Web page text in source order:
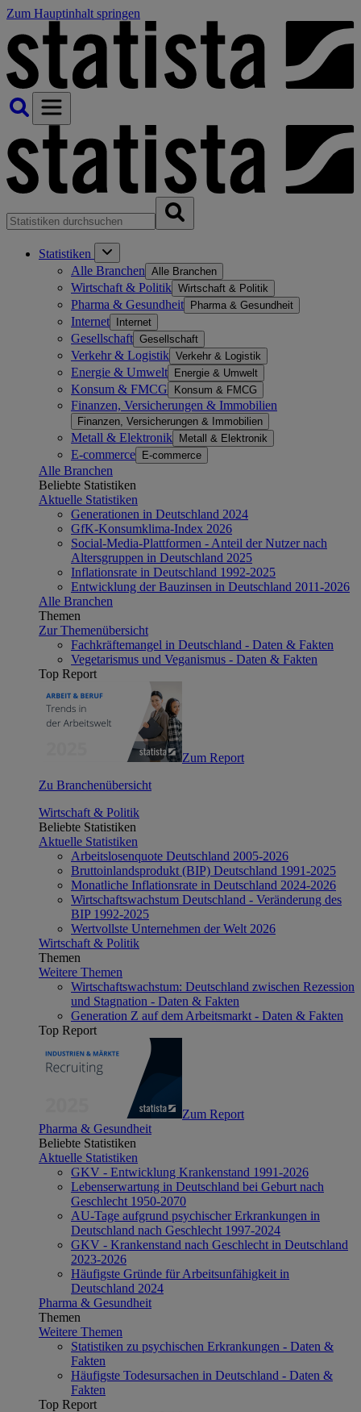
Zum Hauptinhalt springen
Statistiken
Alle Branchen Alle Branchen
Wirtschaft & Politik Wirtschaft & Politik
Pharma & Gesundheit Pharma & Gesundheit
Internet Internet
Gesellschaft Gesellschaft
Verkehr & Logistik Verkehr & Logistik
Energie & Umwelt Energie & Umwelt
Konsum & FMCG Konsum & FMCG
Finanzen, Versicherungen & Immobilien
Finanzen, Versicherungen & Immobilien
Metall & Elektronik Metall & Elektronik
E-commerce E-commerce
Alle Branchen
Beliebte Statistiken
Aktuelle Statistiken
Generationen in Deutschland 2024
GfK-Konsumklima-Index 2026
Social-Media-Plattformen - Anteil der Nutzer nach
Altersgruppen in Deutschland 2025
Inflationsrate in Deutschland 1992-2025
Entwicklung der Bauzinsen in Deutschland 2011-2026
Alle Branchen
Themen
Zur Themenübersicht
Fachkräftemangel in Deutschland - Daten & Fakten
Vegetarismus und Veganismus - Daten & Fakten
Top Report
Zum Report
Zu Branchenübersicht
Wirtschaft & Politik
Beliebte Statistiken
Aktuelle Statistiken
Arbeitslosenquote Deutschland 2005-2026
Bruttoinlandsprodukt (BIP) Deutschland 1991-2025
Monatliche Inflationsrate in Deutschland 2024-2026
Wirtschaftswachstum Deutschland - Veränderung des
BIP 1992-2025
Wertvollste Unternehmen der Welt 2026
Wirtschaft & Politik
Themen
Weitere Themen
Wirtschaftswachstum: Deutschland zwischen Rezession
und Stagnation - Daten & Fakten
Generation Z auf dem Arbeitsmarkt - Daten & Fakten
Top Report
Zum Report
Pharma & Gesundheit
Beliebte Statistiken
Aktuelle Statistiken
GKV - Entwicklung Krankenstand 1991-2026
Lebenserwartung in Deutschland bei Geburt nach
Geschlecht 1950-2070
AU-Tage aufgrund psychischer Erkrankungen in
Deutschland nach Geschlecht 1997-2024
GKV - Krankenstand nach Geschlecht in Deutschland
2023-2026
Häufigste Gründe für Arbeitsunfähigkeit in
Deutschland 2024
Pharma & Gesundheit
Themen
Weitere Themen
Statistiken zu psychischen Erkrankungen - Daten &
Fakten
Häufigste Todesursachen in Deutschland - Daten &
Fakten
Top Report